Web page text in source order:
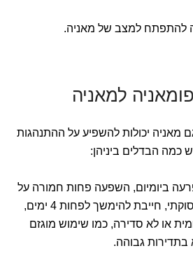
להתפתח למצב של מאניה.
למאניה
מאניה יכולות להשפיע על ההתנהגות
כמה הבדלים ביניהן:
ביומיום, השפעה פחות חמורה על
התפקוד החברתי והתעסוקתי, חייבת להימשך לפחות 4 ימים,
או לא סדירה, כמו שימוש מוגזם
בתדירות גבוהה.